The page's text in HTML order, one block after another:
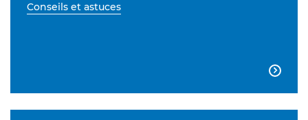
Conseils et astuces
